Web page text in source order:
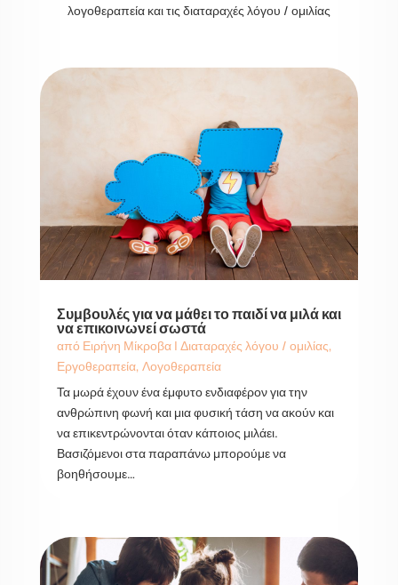
λογοθεραπεία και τις διαταραχές λόγου / ομιλίας
Συμβουλές για να μάθει το παιδί να μιλά και
να επικοινωνεί σωστά
από Ειρήνη Μίκροβα| Διαταραχές λόγου / ομιλίας,
Εργοθεραπεία, Λογοθεραπεία
Τα μωρά έχουν ένα έμφυτο ενδιαφέρον για την
ανθρώπινη φωνή και μια φυσική τάση να ακούν και
να επικεντρώνονται όταν κάποιος μιλάει.
Βασιζόμενοι στα παραπάνω μπορούμε να
βοηθήσουμε…